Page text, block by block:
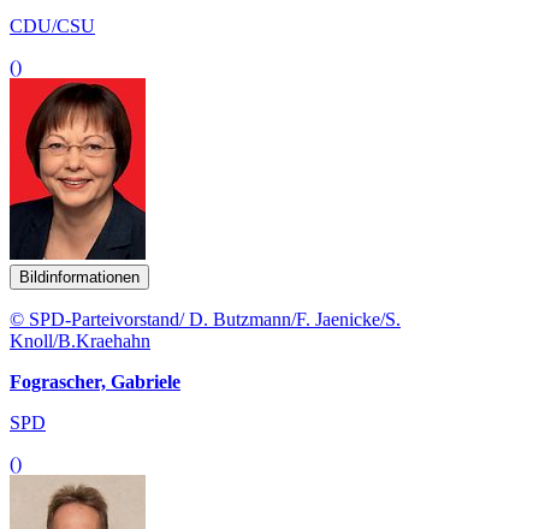
CDU/CSU
()
Bildinformationen
© SPD-Parteivorstand/ D. Butzmann/F. Jaenicke/S.
Knoll/B.Kraehahn
Fograscher, Gabriele
SPD
()